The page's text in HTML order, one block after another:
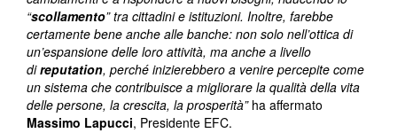
“scollamento” tra cittadini e istituzioni. Inoltre, farebbe
certamente bene anche alle banche: non solo nell’ottica di
un’espansione delle loro attività, ma anche a livello
direputation, perché inizierebbero a venire percepite come
un sistema che contribuisce a migliorare la qualità della vita
delle persone, la crescita, la prosperità”ha affermato
Massimo Lapucci, Presidente EFC.